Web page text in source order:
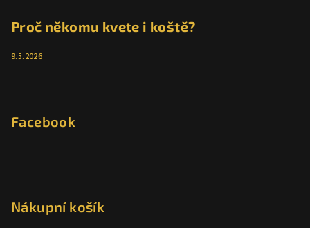
Proč někomu kvete i koště?
9.5.2026
Facebook
Nákupní košík